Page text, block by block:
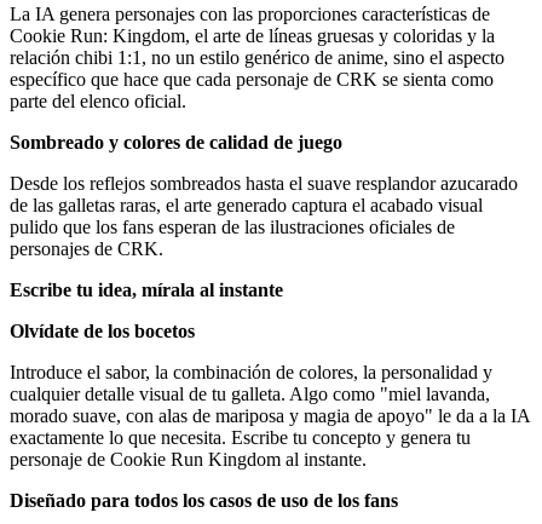
La IA genera personajes con las proporciones características de
Cookie Run: Kingdom, el arte de líneas gruesas y coloridas y la
relación chibi 1:1, no un estilo genérico de anime, sino el aspecto
específico que hace que cada personaje de CRK se sienta como
parte del elenco oficial.
Sombreado y colores de calidad de juego
Desde los reflejos sombreados hasta el suave resplandor azucarado
de las galletas raras, el arte generado captura el acabado visual
pulido que los fans esperan de las ilustraciones oficiales de
personajes de CRK.
Escribe tu idea, mírala al instante
Olvídate de los bocetos
Introduce el sabor, la combinación de colores, la personalidad y
cualquier detalle visual de tu galleta. Algo como "miel lavanda,
morado suave, con alas de mariposa y magia de apoyo" le da a la IA
exactamente lo que necesita. Escribe tu concepto y genera tu
personaje de Cookie Run Kingdom al instante.
Diseñado para todos los casos de uso de los fans